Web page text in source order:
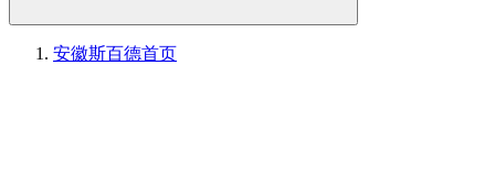
安徽斯百德首页